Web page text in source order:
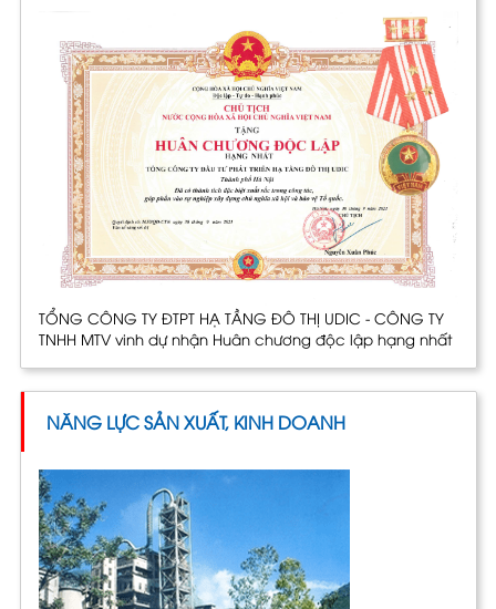
TỔNG CÔNG TY ĐTPT HẠ TẦNG ĐÔ THỊ UDIC - CÔNG TY
TNHH MTV vinh dự nhận Huân chương độc lập hạng nhất
NĂNG LỰC SẢN XUẤT, KINH DOANH